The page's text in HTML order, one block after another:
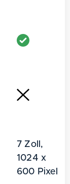
7 Zoll,
1024 x
600 Pixel